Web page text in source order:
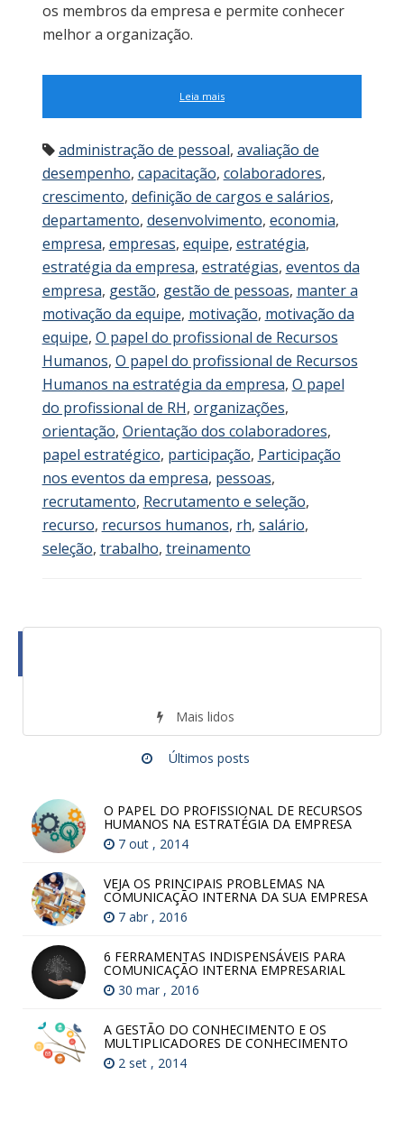
os membros da empresa e permite conhecer
melhor a organização.
Leia mais
administração de pessoal, avaliação de
desempenho, capacitação, colaboradores,
crescimento, definição de cargos e salários,
departamento, desenvolvimento, economia,
empresa, empresas, equipe, estratégia,
estratégia da empresa, estratégias, eventos da
empresa, gestão, gestão de pessoas, manter a
motivação da equipe, motivação, motivação da
equipe, O papel do profissional de Recursos
Humanos, O papel do profissional de Recursos
Humanos na estratégia da empresa, O papel
do profissional de RH, organizações,
orientação, Orientação dos colaboradores,
papel estratégico, participação, Participação
nos eventos da empresa, pessoas,
recrutamento, Recrutamento e seleção,
recurso, recursos humanos, rh, salário,
seleção, trabalho, treinamento
Mais lidos
Últimos posts
O PAPEL DO PROFISSIONAL DE RECURSOS
HUMANOS NA ESTRATÉGIA DA EMPRESA
7 out , 2014
VEJA OS PRINCIPAIS PROBLEMAS NA
COMUNICAÇÃO INTERNA DA SUA EMPRESA
7 abr , 2016
6 FERRAMENTAS INDISPENSÁVEIS PARA
COMUNICAÇÃO INTERNA EMPRESARIAL
30 mar , 2016
A GESTÃO DO CONHECIMENTO E OS
MULTIPLICADORES DE CONHECIMENTO
2 set , 2014